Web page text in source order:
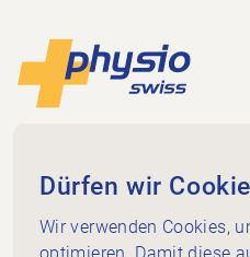
Footer
Dammweg 3
3013 Bern
+41 58 255 36 00
info@physioswiss.ch
Dürfen wir
Wir verwenden Cookies,